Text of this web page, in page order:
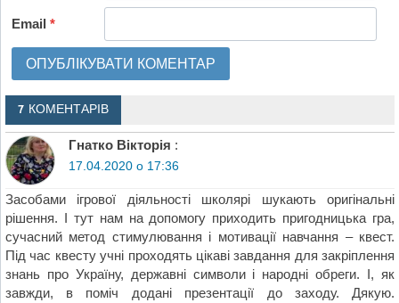
Email*
7 КОМЕНТАРІВ
Гнатко Вікторія :
17.04.2020 о 17:36
Засобами ігрової діяльності школярі шукають оригінальні
рішення. І тут нам на допомогу приходить пригодницька гра,
сучасний метод стимулювання і мотивації навчання – квест.
Під час квесту учні проходять цікаві завдання для закріплення
знань про Україну, державні символи і народні обреги. І, як
завжди, в поміч додані презентації до заходу. Дякую.